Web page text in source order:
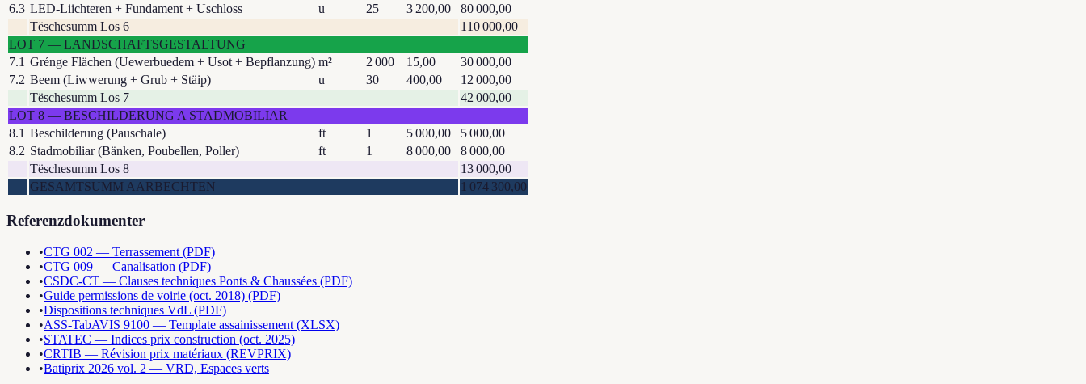
6.3 LED-Liichteren + Fundament + Uschloss u 25 3 200,00
80 000,00
Tëschesumm Los 6
110 000,00
LOT 7 — LANDSCHAFTSGESTALTUNG
7.1 Grénge Flächen (Uewerbuedem + Usot + Bepflanzung) m² 2 000 15,00
30 000,00
7.2 Beem (Liwwerung + Grub + Stäip) u 30 400,00
12 000,00
Tëschesumm Los 7
42 000,00
LOT 8 — BESCHILDERUNG A STADMOBILIAR
8.1 Beschilderung (Pauschale) ft 1 5 000,00
5 000,00
8.2 Stadmobiliar (Bänken, Poubellen, Poller) ft 1 8 000,00
8 000,00
Tëschesumm Los 8
13 000,00
GESAMTSUMM AARBECHTEN
1 074 300,00
Referenzdokumenter
•CTG 002 — Terrassement (PDF)
•CTG 009 — Canalisation (PDF)
•CSDC-CT — Clauses techniques Ponts & Chaussées (PDF)
•Guide permissions de voirie (oct. 2018) (PDF)
•Dispositions techniques VdL (PDF)
•ASS-TabAVIS 9100 — Template assainissement (XLSX)
•STATEC — Indices prix construction (oct. 2025)
•CRTIB — Révision prix matériaux (REVPRIX)
•Batiprix 2026 vol. 2 — VRD, Espaces verts